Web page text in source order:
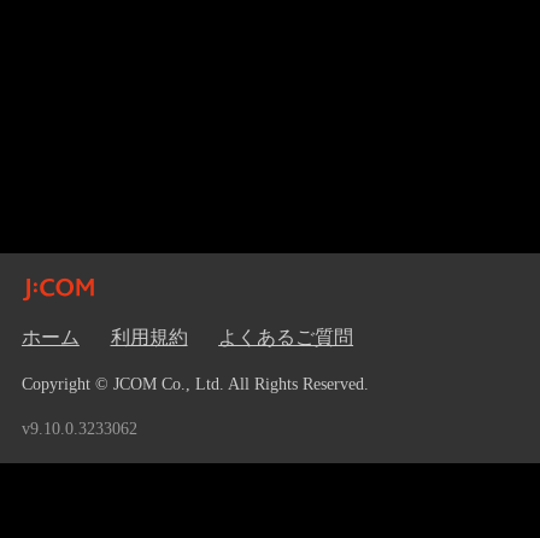
ホーム 利用規約 よくあるご質問
Copyright © JCOM Co., Ltd. All Rights Reserved.
v9.10.0.3233062